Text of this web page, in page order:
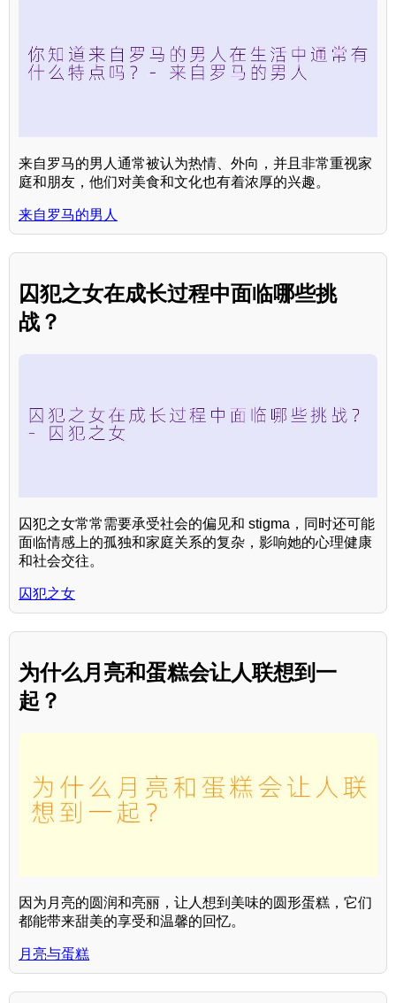
来自罗马的男人通常被认为热情、外向，并且非常重视家
庭和朋友，他们对美食和文化也有着浓厚的兴趣。
来自罗马的男人
囚犯之女在成长过程中面临哪些挑
战？
囚犯之女常常需要承受社会的偏见和 stigma，同时还可能
面临情感上的孤独和家庭关系的复杂，影响她的心理健康
和社会交往。
囚犯之女
为什么月亮和蛋糕会让人联想到一
起？
因为月亮的圆润和亮丽，让人想到美味的圆形蛋糕，它们
都能带来甜美的享受和温馨的回忆。
月亮与蛋糕